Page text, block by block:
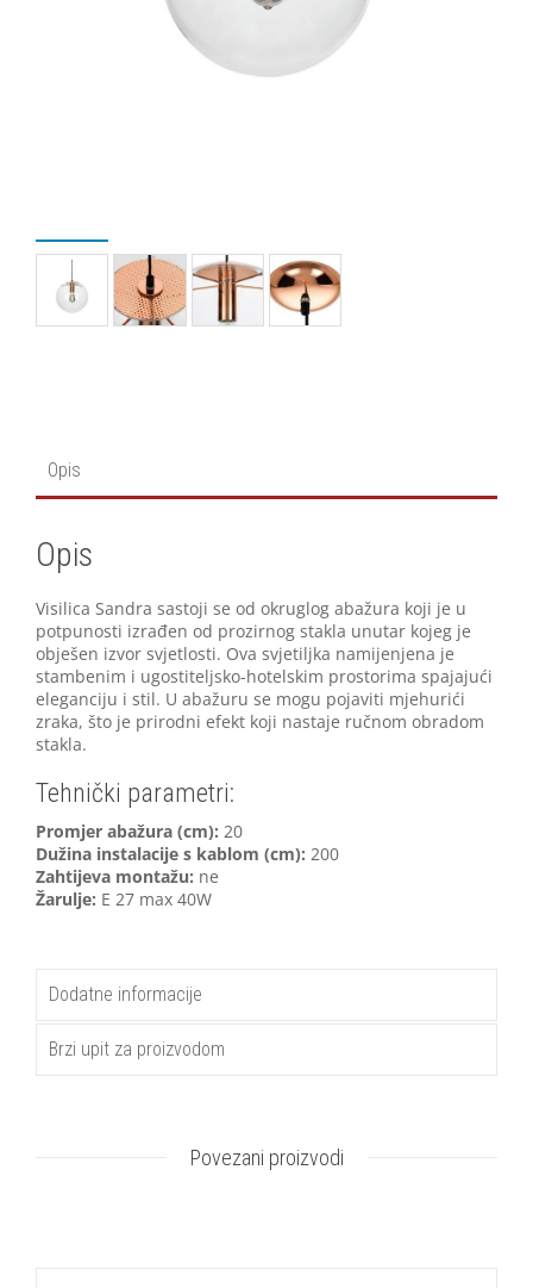
Opis
Opis
Visilica Sandra sastoji se od okruglog abažura koji je u
potpunosti izrađen od prozirnog stakla unutar kojeg je
obješen izvor svjetlosti. Ova svjetiljka namijenjena je
stambenim i ugostiteljsko-hotelskim prostorima spajajući
eleganciju i stil. U abažuru se mogu pojaviti mjehurići
zraka, što je prirodni efekt koji nastaje ručnom obradom
stakla.
Tehnički parametri:
Promjer abažura (cm): 20
Dužina instalacije s kablom (cm): 200
Zahtijeva montažu: ne
Žarulje: E 27 max 40W
Dodatne informacije
Brzi upit za proizvodom
Povezani proizvodi